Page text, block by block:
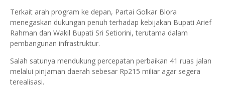
Terkait arah program ke depan, Partai Golkar Blora
menegaskan dukungan penuh terhadap kebijakan Bupati Arief
Rahman dan Wakil Bupati Sri Setiorini, terutama dalam
pembangunan infrastruktur.
Salah satunya mendukung percepatan perbaikan 41 ruas jalan
melalui pinjaman daerah sebesar Rp215 miliar agar segera
terealisasi.